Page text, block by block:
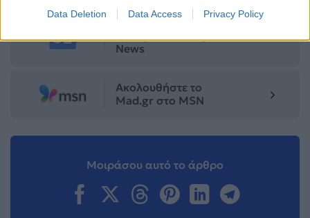
Data Deletion Data Access Privacy Policy
Ακολουθήστε το
News
Ακολουθήστε το
Mad.gr στο MSN
Μοιράσου αυτό το άρθρο